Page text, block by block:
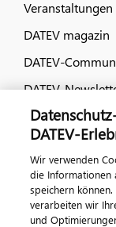
Veranstaltungen
DATEV magazin
DATEV-
DATEV-
DATEV-
Wir verwenden
die Informationen
speichern können.
verarbeiten wir
und